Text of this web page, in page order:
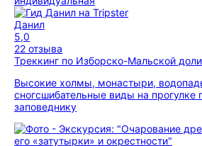
Данил
5,0
22 отзыва
Треккинг по Изборско-Мальской
Высокие холмы, монастыри,
сногсшибательные виды на прогулке
заповеднику